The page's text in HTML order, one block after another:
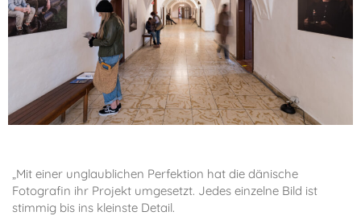
„Mit einer unglaublichen Perfektion hat die dänische
Fotografin ihr Projekt umgesetzt. Jedes einzelne Bild ist
stimmig bis ins kleinste Detail.